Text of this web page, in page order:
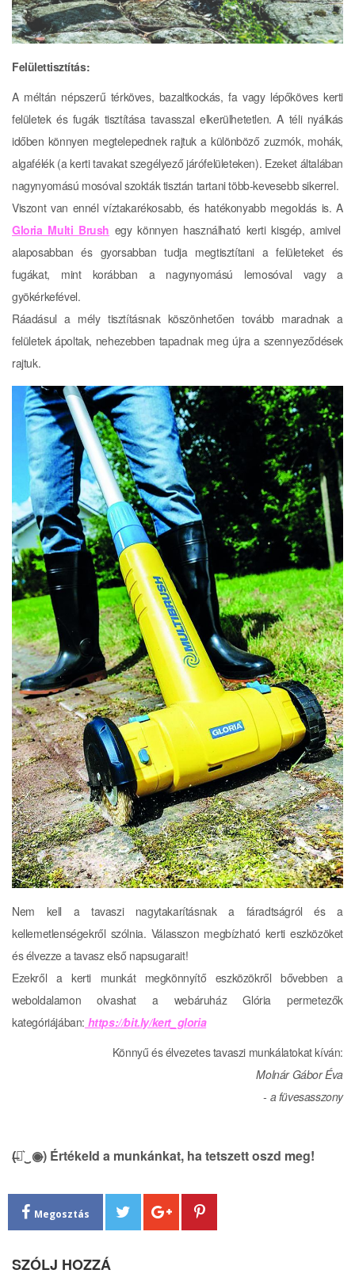
Felülettisztítás:
A méltán népszerű térköves, bazaltkockás, fa vagy lépőköves kerti
felületek és fugák tisztítása tavasszal elkerülhetetlen. A téli nyálkás
időben könnyen megtelepednek rajtuk a különböző zuzmók, mohák,
algafélék (a kerti tavakat szegélyező járófelületeken). Ezeket általában
nagynyomású mosóval szokták tisztán tartani több-kevesebb sikerrel.
Viszont van ennél víztakarékosabb, és hatékonyabb megoldás is. A
Gloria Multi Brush egy könnyen használható kerti kisgép, amivel
alaposabban és gyorsabban tudja megtisztítani a felületeket és
fugákat, mint korábban a nagynyomású lemosóval vagy a
gyökérkefével.
Ráadásul a mély tisztításnak köszönhetően tovább maradnak a
felületek ápoltak, nehezebben tapadnak meg újra a szennyeződések
rajtuk.
Nem kell a tavaszi nagytakarításnak a fáradtságról és a
kellemetlenségekről szólnia. Válasszon megbízható kerti eszközöket
és élvezze a tavasz első napsugarait!
Ezekről a kerti munkát megkönnyítő eszközökről bővebben a
weboldalamon olvashat a webáruház Glória permetezők
kategóriájában: https://bit.ly/kert_gloria
Könnyű és élvezetes tavaszi munkálatokat kíván:
Molnár Gábor Éva
- a füvesasszony
(̶◉͛‿◉̶) Értékeld a munkánkat, ha tetszett oszd meg!
Megosztás
SZÓLJ HOZZÁ